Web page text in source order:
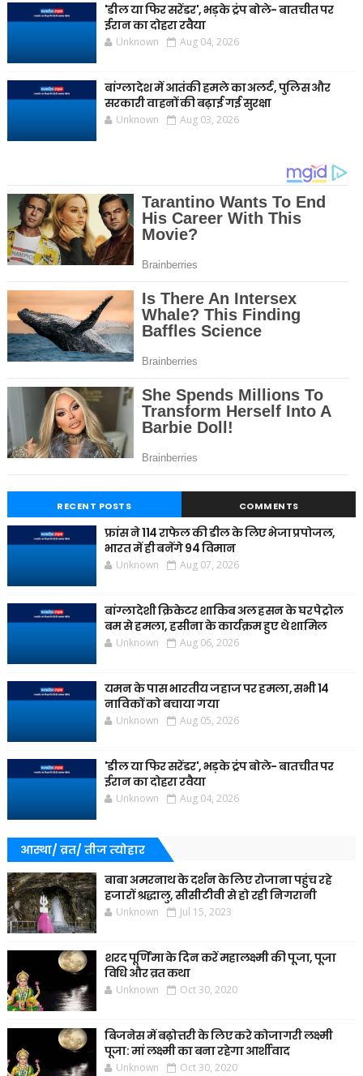
'डील या फिर सरेंडर', भड़के ट्रंप बोले- बातचीत पर
ईरान का दोहरा रवैया
Unknown Aug 04, 2026
बांग्लादेश में आतंकी हमले का अलर्ट, पुलिस और
सरकारी वाहनों की बढ़ाई गई सुरक्षा
Unknown Aug 03, 2026
RECENT POSTS COMMENTS
फ्रांस ने 114 राफेल की डील के लिए भेजा प्रपोजल,
भारत में ही बनेंगे 94 विमान
Unknown Aug 07, 2026
बांग्लादेशी क्रिकेटर शाकिब अल हसन के घर पेट्रोल
बम से हमला, हसीना के कार्यक्रम हुए थे शामिल
Unknown Aug 06, 2026
यमन के पास भारतीय जहाज पर हमला, सभी 14
नाविकों को बचाया गया
Unknown Aug 05, 2026
'डील या फिर सरेंडर', भड़के ट्रंप बोले- बातचीत पर
ईरान का दोहरा रवैया
Unknown Aug 04, 2026
आस्था/ व्रत/ तीज त्‍योहार
बाबा अमरनाथ के दर्शन के लिए रोजाना पहुंच रहे
हजारों श्रद्धालु, सीसीटीवी से हो रही निगरानी
Unknown Jul 15, 2023
शरद पूर्णिमा के दिन करें महालक्ष्मी की पूजा, पूजा
विधि और व्रत कथा
Unknown Oct 30, 2020
बिजनेस में बढ़ोत्तरी के लिए करे कोजागरी लक्ष्मी
पूजा: मां लक्ष्मी का बना रहेगा आर्शीवाद
Unknown Oct 30, 2020